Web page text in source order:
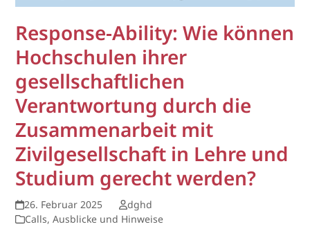
Response-Ability: Wie können
Hochschulen ihrer
gesellschaftlichen
Verantwortung durch die
Zusammenarbeit mit
Zivilgesellschaft in Lehre und
Studium gerecht werden?
26. Februar 2025
dghd
Calls, Ausblicke und Hinweise